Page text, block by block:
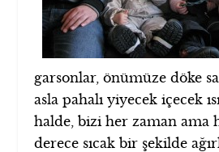
garsonlar, önümüze döke
asla pahalı yiyecek içecek
halde, bizi her zaman ama
derece sıcak bir şekilde